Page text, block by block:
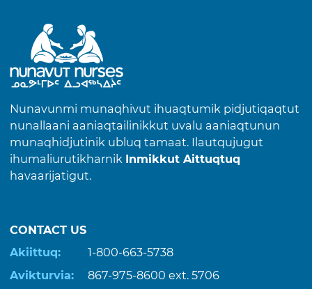
Nunavunmi munaqhivut ihuaqtumik pidjutiqaqtut
nunallaani aaniaqtailinikkut uvalu aaniaqtunun
munaqhidjutinik ubluq tamaat. Ilautqujugut
ihumaliurutikharnik Inmikkut Aittuqtuq
havaarijatigut.
CONTACT US
Akiittuq:
1-800-663-5738
Avikturvia:
867-975-8600 ext. 5706